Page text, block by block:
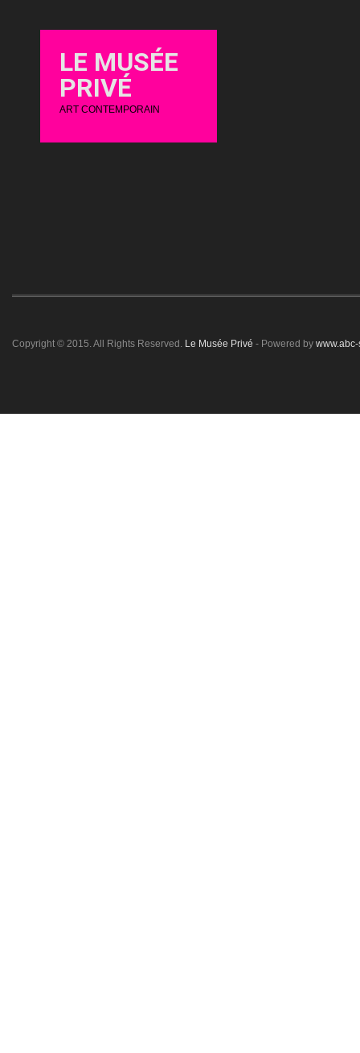
LE MUSÉE
PRIVÉ
ART CONTEMPORAIN
Copyright © 2015. All Rights Reserved. Le Musée Privé - Powered by